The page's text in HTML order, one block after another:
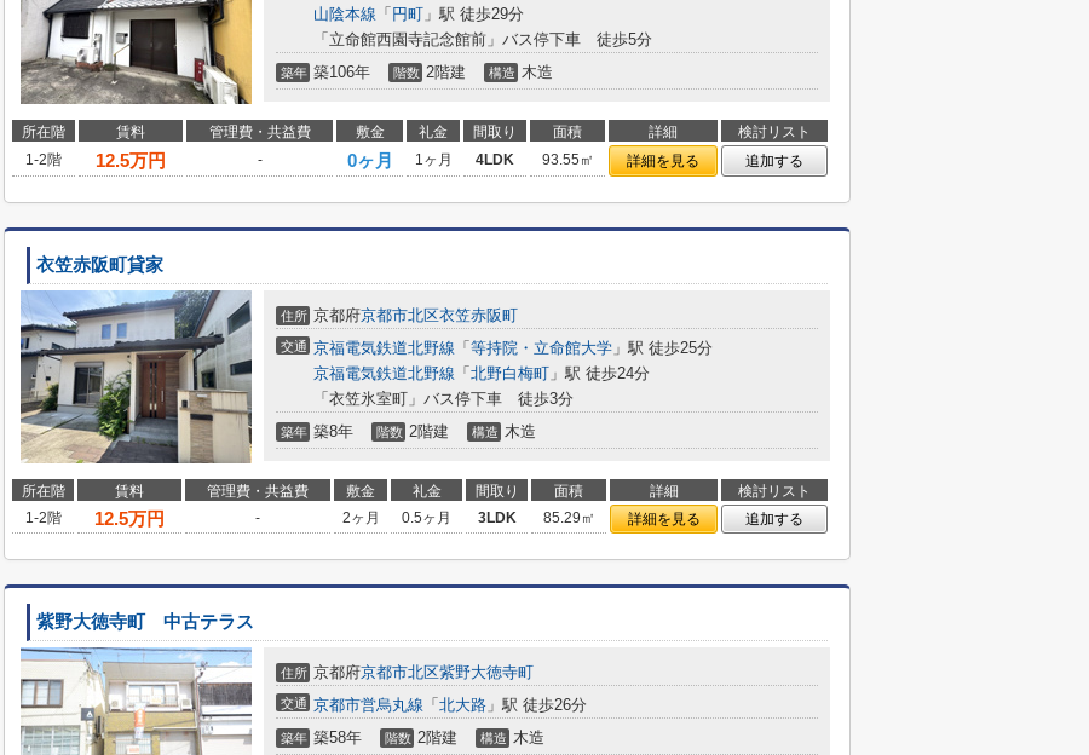
山陰本線 「 円町 」駅 徒歩29分
「立命館西園寺記念館前」バス停下車 徒歩5分
築年 築106年 階数 2階建 構造 木造
所在階 賃料 管理費・共益費 敷金 礼金 間取り 面積 詳細
検討リスト
1-2階
12.5万円 - 0ヶ月 1ヶ月 4LDK 93.55㎡ 詳細を見る 追加する
衣笠赤阪町貸家
住所 京都府京都市北区衣笠赤阪町
交通 京福電気鉄道北野線 「 等持院・立命館大学 」駅 徒歩25分
京福電気鉄道北野線 「 北野白梅町 」駅 徒歩24分
「衣笠氷室町」バス停下車 徒歩3分
築年 築8年 階数 2階建 構造 木造
所在階 賃料 管理費・共益費 敷金 礼金 間取り 面積 詳細
検討リスト
1-2階
12.5万円 - 2ヶ月 0.5ヶ月 3LDK 85.29㎡ 詳細を見る 追加する
紫野大徳寺町 中古テラス
住所 京都府京都市北区紫野大徳寺町
交通 京都市営烏丸線 「 北大路 」駅 徒歩26分
築年 築58年 階数 2階建 構造 木造